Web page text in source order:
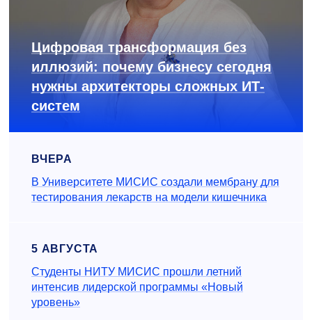
Цифровая трансформация без
иллюзий: почему бизнесу сегодня
нужны архитекторы сложных ИТ-
систем
ВЧЕРА
В Университете МИСИС создали мембрану для
тестирования лекарств на модели кишечника
5 АВГУСТА
Студенты НИТУ МИСИС прошли летний
интенсив лидерской программы «Новый
уровень»